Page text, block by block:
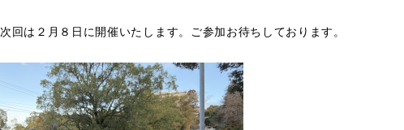
次回は２月８日に開催いたします。ご参加お待ちしております。